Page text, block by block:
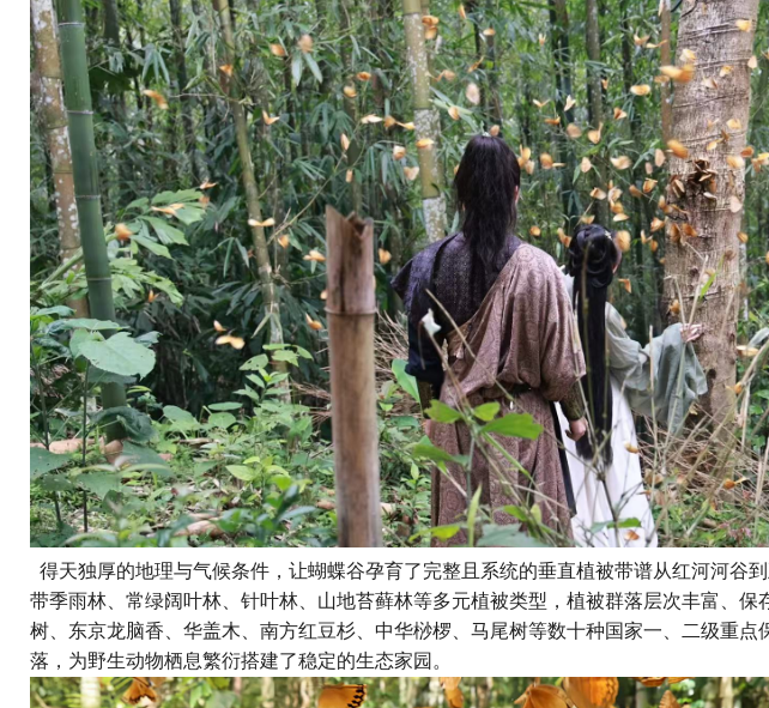
得天独厚的地理与气候条件，让蝴蝶谷孕育了完整且系统的垂直植被带谱从红河河谷
带季雨林、常绿阔叶林、针叶林、山地苔藓林等多元植被类型，植被群落层次丰富、
树、东京龙脑香、华盖木、南方红豆杉、中华桫椤、马尾树等数十种国家一、二级重
落，为野生动物栖息繁衍搭建了稳定的生态家园。